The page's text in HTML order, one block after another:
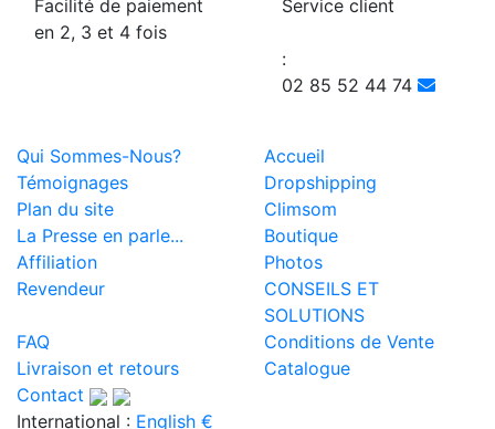
Facilité de paiement
en 2, 3 et 4 fois
Service client
:
02 85 52 44 74
Qui Sommes-Nous?
Accueil
Témoignages
Dropshipping
Plan du site
Climsom
La Presse en parle...
Boutique
Affiliation
Photos
Revendeur
CONSEILS ET
SOLUTIONS
FAQ
Conditions de Vente
Livraison et retours
Catalogue
Contact
International : English €